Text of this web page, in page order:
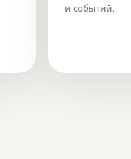
и событий.